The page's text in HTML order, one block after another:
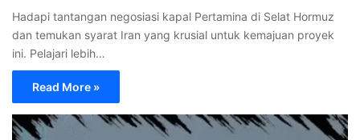
Hadapi tantangan negosiasi kapal Pertamina di Selat Hormuz
dan temukan syarat Iran yang krusial untuk kemajuan proyek
ini. Pelajari lebih…
Read More »